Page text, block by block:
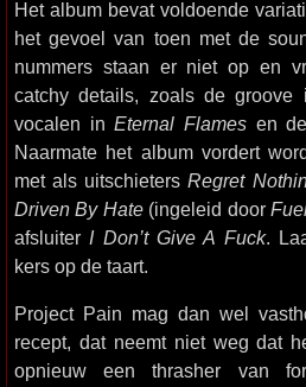
Het album bevat voldoende
het gevoel van toen met de
nummers staan er niet op en
catchy details, zoals de groove
vocalen inEternal Flames en
Naarmate het album vordert
met als uitschietersRegret
Driven By Hate(ingeleid door
afsluiter I Don’t Give A Fuck.
kers op de taart.
Project Pain mag dan wel
recept, dat neemt niet weg dat
opnieuw een thrasher van